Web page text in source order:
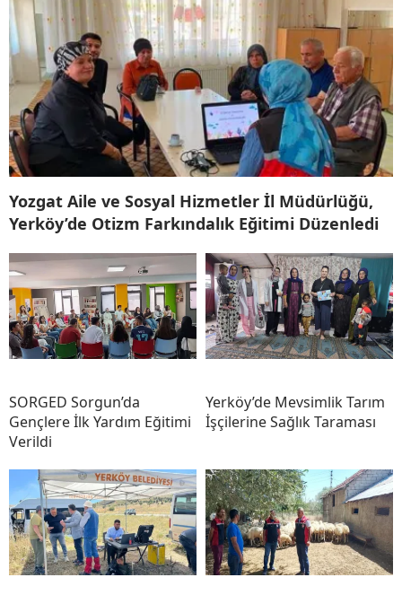
Yozgat Aile ve Sosyal Hizmetler İl Müdürlüğü,
Yerköy’de Otizm Farkındalık Eğitimi Düzenledi
SORGED Sorgun’da
Gençlere İlk Yardım Eğitimi
Verildi
Yerköy’de Mevsimlik Tarım
İşçilerine Sağlık Taraması